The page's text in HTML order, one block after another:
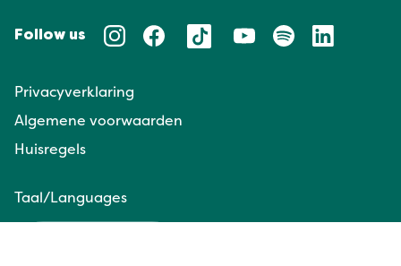
Follow us
Privacyverklaring
Algemene voorwaarden
Huisregels
Taal/Languages